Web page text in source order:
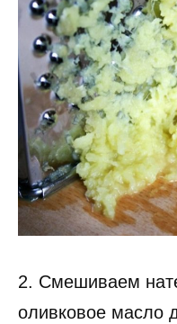
2. Смешиваем
оливковое масло